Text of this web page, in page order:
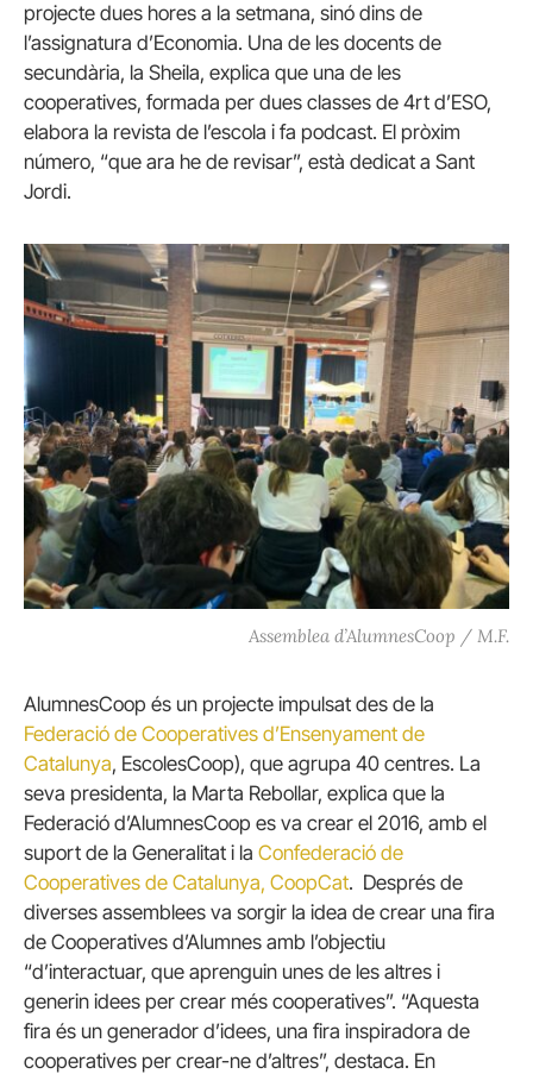
projecte dues hores a la setmana, sinó dins de
l’assignatura d’Economia. Una de les docents de
secundària, la Sheila, explica que una de les
cooperatives, formada per dues classes de 4rt d’ESO,
elabora la revista de l’escola i fa podcast. El pròxim
número, “que ara he de revisar”, està dedicat a Sant
Jordi.
Assemblea d’AlumnesCoop / M.F.
AlumnesCoop és un projecte impulsat des de la
Federació de Cooperatives d’Ensenyament de
Catalunya, EscolesCoop), que agrupa 40 centres. La
seva presidenta, la Marta Rebollar, explica que la
Federació d’AlumnesCoop es va crear el 2016, amb el
suport de la Generalitat i la Confederació de
Cooperatives de Catalunya, CoopCat. Després de
diverses assemblees va sorgir la idea de crear una fira
de Cooperatives d’Alumnes amb l’objectiu
“d’interactuar, que aprenguin unes de les altres i
generin idees per crear més cooperatives”. “Aquesta
fira és un generador d’idees, una fira inspiradora de
cooperatives per crear-ne d’altres”, destaca. En